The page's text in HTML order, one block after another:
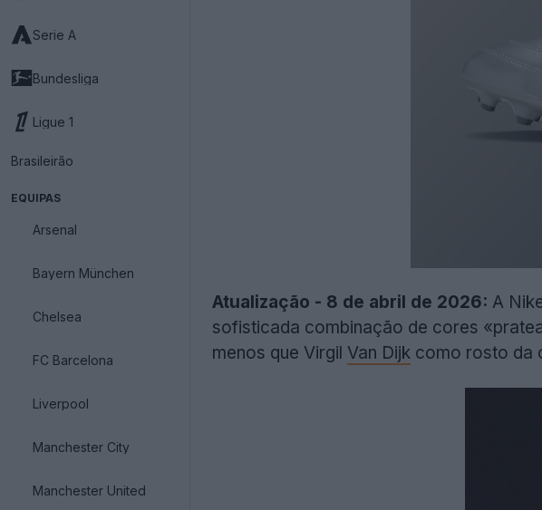
Serie A
Bundesliga
Ligue 1
Brasileirão
EQUIPAS
Arsenal
Bayern München
Chelsea
FC Barcelona
Liverpool
Manchester City
Manchester United
Atualização - 8 de abril de 2026: A
sofisticada combinação de cores
menos que Virgil Van Dijk como rosto da